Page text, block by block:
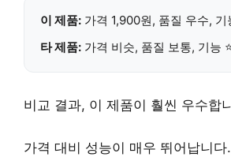
이 제품: 가격 1,900원, 품질 우수, 기
타 제품: 가격 비슷, 품질 보통, 기능
비교 결과, 이 제품이 훨씬 우수합
가격 대비 성능이 매우 뛰어납니다.